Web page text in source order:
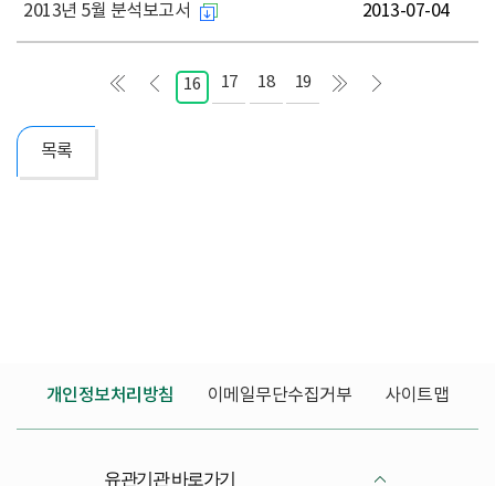
2013년 5월 분석보고서 2013-07-04
16 17 18 19
목록
개인정보처리방침 이메일무단수집거부 사이트맵
유관기관 바로가기